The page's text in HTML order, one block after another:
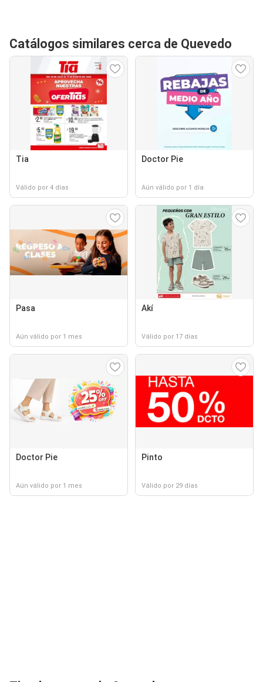
Catálogos similares cerca de Quevedo
Tia
Válido por 4 días
Doctor Pie
Aún válido por 1 día
Pasa
Aún válido por 1 mes
Akí
Válido por 17 días
Doctor Pie
Aún válido por 1 mes
Pinto
Válido por 29 días